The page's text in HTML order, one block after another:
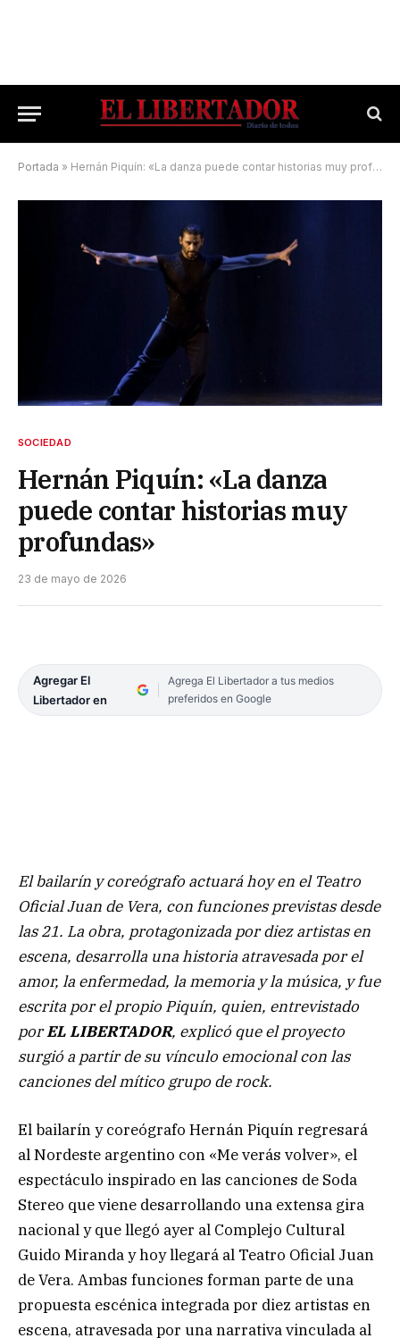
Portada » Hernán Piquín: «La danza puede contar historias muy profundas»
SOCIEDAD
Hernán Piquín: «La danza
puede contar historias muy
profundas»
23 de mayo de 2026
Agregar El
Libertador en
Agrega El Libertador a tus medios
preferidos en Google
El bailarín y coreógrafo actuará hoy en el Teatro
Oficial Juan de Vera, con funciones previstas desde
las 21. La obra, protagonizada por diez artistas en
escena, desarrolla una historia atravesada por el
amor, la enfermedad, la memoria y la música, y fue
escrita por el propio Piquín, quien, entrevistado
porEL LIBERTADOR, explicó que el proyecto
surgió a partir de su vínculo emocional con las
canciones del mítico grupo de rock.
El bailarín y coreógrafo Hernán Piquín regresará
al Nordeste argentino con «Me verás volver», el
espectáculo inspirado en las canciones de Soda
Stereo que viene desarrollando una extensa gira
nacional y que llegó ayer al Complejo Cultural
Guido Miranda y hoy llegará al Teatro Oficial Juan
de Vera. Ambas funciones forman parte de una
propuesta escénica integrada por diez artistas en
escena, atravesada por una narrativa vinculada al